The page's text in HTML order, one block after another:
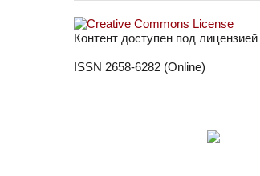
Контент доступен под лицензией
ISSN 2658-6282 (Online)